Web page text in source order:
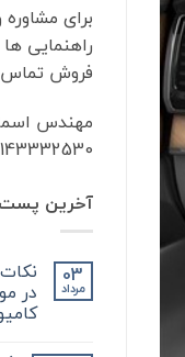
برای
راهنمایی
فروش تماس
مهندس
آخرین
03
مرداد
دیدگاهی